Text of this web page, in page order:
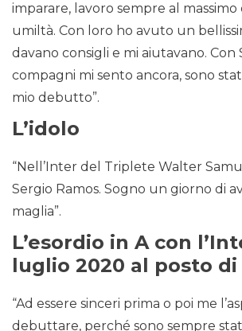
imparare, lavoro sempre al
umiltà. Con loro ho avuto un
davano consigli e mi aiutavano. Con
compagni mi sento ancora, sono
mio debutto”.
L’idolo
“Nell’Inter del Triplete Walter
Sergio Ramos. Sogno un giorno di
maglia”.
L’esordio in A con
luglio 2020 al posto di
“Ad essere sinceri prima o poi me
debuttare, perché sono sempre